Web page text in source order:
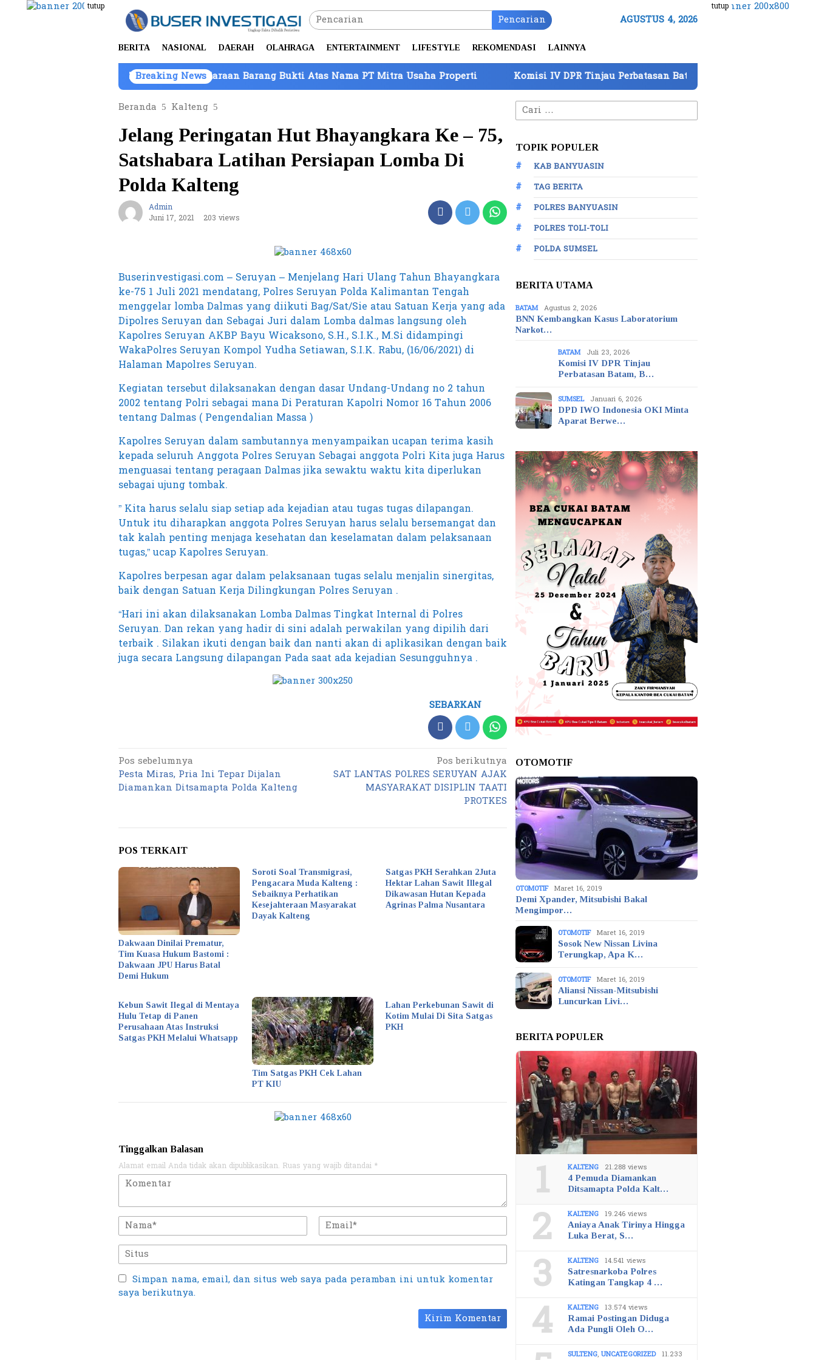
Loncat
tutup tutup
Pencarian AGUSTUS 4, 2026
BERITA NASIONAL DAERAH OLAHRAGA ENTERTAINMENT LIFESTYLE REKOMENDASI LAINNYA
Breaking News
di Batam, Kepemilikan Kendaraan Barang Bukti Atas Nama PT Mitra Usaha Properti
Komisi IV DPR Tinjau Perbatasan Batam, Barantin Paparkan 7 Strategi
Beranda
Kalteng
Jelang Peringatan Hut Bhayangkara Ke – 75,
Satshabara Latihan Persiapan Lomba Di
Polda Kalteng
Admin
Juni 17, 2021
203 views
Buserinvestigasi.com – Seruyan – Menjelang Hari Ulang Tahun Bhayangkara
ke-75 1 Juli 2021 mendatang, Polres Seruyan Polda Kalimantan Tengah
menggelar lomba Dalmas yang diikuti Bag/Sat/Sie atau Satuan Kerja yang ada
Dipolres Seruyan dan Sebagai Juri dalam Lomba dalmas langsung oleh
Kapolres Seruyan AKBP Bayu Wicaksono, S.H., S.I.K., M.Si didampingi
WakaPolres Seruyan Kompol Yudha Setiawan, S.I.K. Rabu, (16/06/2021) di
Halaman Mapolres Seruyan.
Kegiatan tersebut dilaksanakan dengan dasar Undang-Undang no 2 tahun
2002 tentang Polri sebagai mana Di Peraturan Kapolri Nomor 16 Tahun 2006
tentang Dalmas ( Pengendalian Massa )
Kapolres Seruyan dalam sambutannya menyampaikan ucapan terima kasih
kepada seluruh Anggota Polres Seruyan Sebagai anggota Polri Kita juga Harus
menguasai tentang peragaan Dalmas jika sewaktu waktu kita diperlukan
sebagai ujung tombak.
” Kita harus selalu siap setiap ada kejadian atau tugas tugas dilapangan.
Untuk itu diharapkan anggota Polres Seruyan harus selalu bersemangat dan
tak kalah penting menjaga kesehatan dan keselamatan dalam pelaksanaan
tugas,” ucap Kapolres Seruyan.
Kapolres berpesan agar dalam pelaksanaan tugas selalu menjalin sinergitas,
baik dengan Satuan Kerja Dilingkungan Polres Seruyan .
“Hari ini akan dilaksanakan Lomba Dalmas Tingkat Internal di Polres
Seruyan. Dan rekan yang hadir di sini adalah perwakilan yang dipilih dari
terbaik . Silakan ikuti dengan baik dan nanti akan di aplikasikan dengan baik
juga secara Langsung dilapangan Pada saat ada kejadian Sesungguhnya .
SEBARKAN
Navigasi
pos
Pos sebelumnya
Pesta Miras, Pria Ini Tepar Dijalan
Diamankan Ditsamapta Polda Kalteng
Pos berikutnya
SAT LANTAS POLRES SERUYAN AJAK
MASYARAKAT DISIPLIN TAATI
PROTKES
POS TERKAIT
Dakwaan Dinilai Prematur,
Tim Kuasa Hukum Bastomi :
Dakwaan JPU Harus Batal
Demi Hukum
Soroti Soal Transmigrasi,
Pengacara Muda Kalteng :
Sebaiknya Perhatikan
Kesejahteraan Masyarakat
Dayak Kalteng
Satgas PKH Serahkan 2Juta
Hektar Lahan Sawit Illegal
Dikawasan Hutan Kepada
Agrinas Palma Nusantara
Kebun Sawit Ilegal di Mentaya
Hulu Tetap di Panen
Perusahaan Atas Instruksi
Satgas PKH Melalui Whatsapp
Tim Satgas PKH Cek Lahan
PT KIU
Lahan Perkebunan Sawit di
Kotim Mulai Di Sita Satgas
PKH
Tinggalkan Balasan
Alamat email Anda tidak akan dipublikasikan. Ruas yang wajib ditandai *
Simpan nama, email, dan situs web saya pada peramban ini untuk komentar
saya berikutnya.
Cari
untuk:
TOPIK POPULER
KAB BANYUASIN
TAG BERITA
POLRES BANYUASIN
POLRES TOLI-TOLI
POLDA SUMSEL
BERITA UTAMA
BATAM Agustus 2, 2026
BNN Kembangkan Kasus Laboratorium
Narkot…
BATAM Juli 23, 2026
Komisi IV DPR Tinjau
Perbatasan Batam, B…
SUMSEL Januari 6, 2026
DPD IWO Indonesia OKI Minta
Aparat Berwe…
OTOMOTIF
OTOMOTIF Maret 16, 2019
Demi Xpander, Mitsubishi Bakal
Mengimpor…
OTOMOTIF Maret 16, 2019
Sosok New Nissan Livina
Terungkap, Apa K…
OTOMOTIF Maret 16, 2019
Aliansi Nissan-Mitsubishi
Luncurkan Livi…
BERITA POPULER
1 KALTENG 21.288 views
4 Pemuda Diamankan
Ditsamapta Polda Kalt…
2 KALTENG 19.246 views
Aniaya Anak Tirinya Hingga
Luka Berat, S…
3 KALTENG 14.541 views
Satresnarkoba Polres
Katingan Tangkap 4 …
4 KALTENG 13.574 views
Ramai Postingan Diduga
Ada Pungli Oleh O…
SULTENG,UNCATEGORIZED 11.233